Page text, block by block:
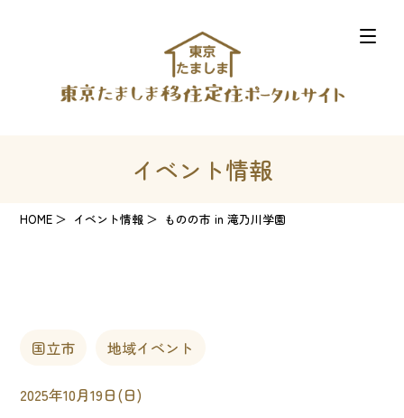
イベント情報
HOME イベント情報 ものの市 in 滝乃川学園
国立市 地域イベント
2025年10月19日(日)